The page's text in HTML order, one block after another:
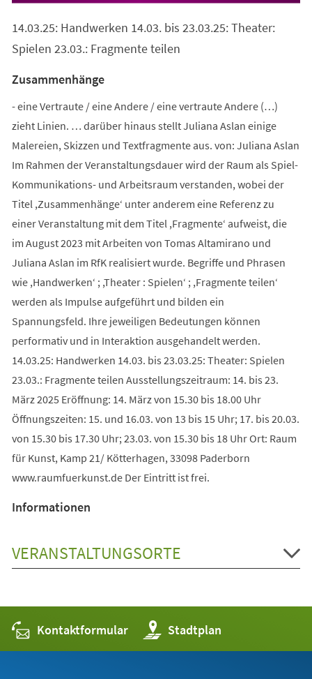
neuen
Tab)
14.03.25: Handwerken 14.03. bis 23.03.25: Theater:
Spielen 23.03.: Fragmente teilen
Zusammenhänge
- eine Vertraute / eine Andere / eine vertraute Andere (…)
zieht Linien. … darüber hinaus stellt Juliana Aslan einige
Malereien, Skizzen und Textfragmente aus. von: Juliana Aslan
Im Rahmen der Veranstaltungsdauer wird der Raum als Spiel-
Kommunikations- und Arbeitsraum verstanden, wobei der
Titel ,Zusammenhänge‘ unter anderem eine Referenz zu
einer Veranstaltung mit dem Titel ,Fragmente‘ aufweist, die
im August 2023 mit Arbeiten von Tomas Altamirano und
Juliana Aslan im RfK realisiert wurde. Begriffe und Phrasen
wie ,Handwerken‘ ; ,Theater : Spielen‘ ; ,Fragmente teilen‘
werden als Impulse aufgeführt und bilden ein
Spannungsfeld. Ihre jeweiligen Bedeutungen können
performativ und in Interaktion ausgehandelt werden.
14.03.25: Handwerken 14.03. bis 23.03.25: Theater: Spielen
23.03.: Fragmente teilen Ausstellungszeitraum: 14. bis 23.
März 2025 Eröffnung: 14. März von 15.30 bis 18.00 Uhr
Öffnungszeiten: 15. und 16.03. von 13 bis 15 Uhr; 17. bis 20.03.
von 15.30 bis 17.30 Uhr; 23.03. von 15.30 bis 18 Uhr Ort: Raum
für Kunst, Kamp 21/ Kötterhagen, 33098 Paderborn
www.raumfuerkunst.de Der Eintritt ist frei.
Informationen
VERANSTALTUNGSORTE
Kontaktformular Stadtplan
(Öffnet
in
einem